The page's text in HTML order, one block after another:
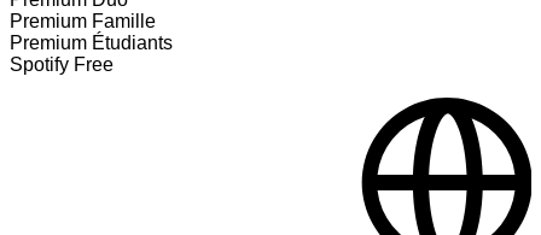
Premium Famille
Premium Étudiants
Spotify Free